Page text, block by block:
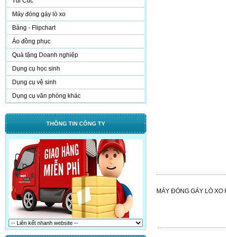
Máy đóng gáy lò xo
Bảng - Flipchart
Áo đồng phục
Quà tặng Doanh nghiệp
Dụng cụ học sinh
Dụng cụ vệ sinh
Dụng cụ văn phòng khác
THÔNG TIN CÔNG TY
MÁY ĐÓNG GÁY LÒ